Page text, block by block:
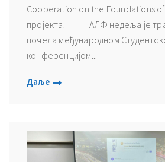
Cooperation on the Foundations
пројекта. АЛФ недеља је
почела међународном
конференцијом...
Даље